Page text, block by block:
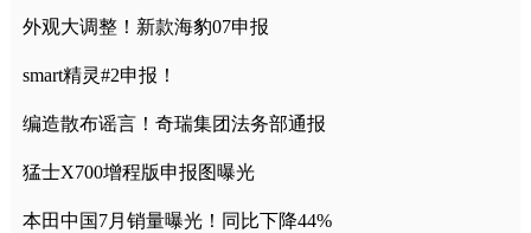
外观大调整！新款海豹07申报
smart精灵#2申报！
编造散布谣言！奇瑞集团法务部通报
猛士X700增程版申报图曝光
本田中国7月销量曝光！同比下降44%